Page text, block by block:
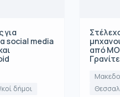
για
social media
δήμοι
από